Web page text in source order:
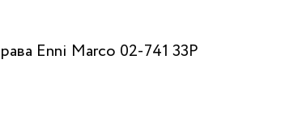
Enni Marco 02-741 33P